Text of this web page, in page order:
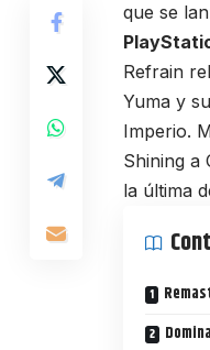
que se
Refrain
Yuma y
Imperio.
Shining a
la última